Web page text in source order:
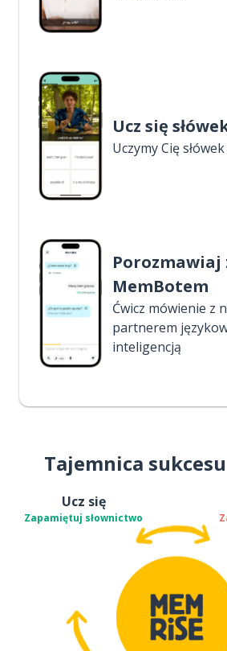
Ucz się
Uczymy Cię
Porozmawiaj
MemBotem
Ćwicz mówienie z
partnerem
inteligencją
Tajemnica
Ucz się
Zapamiętuj słownictwo